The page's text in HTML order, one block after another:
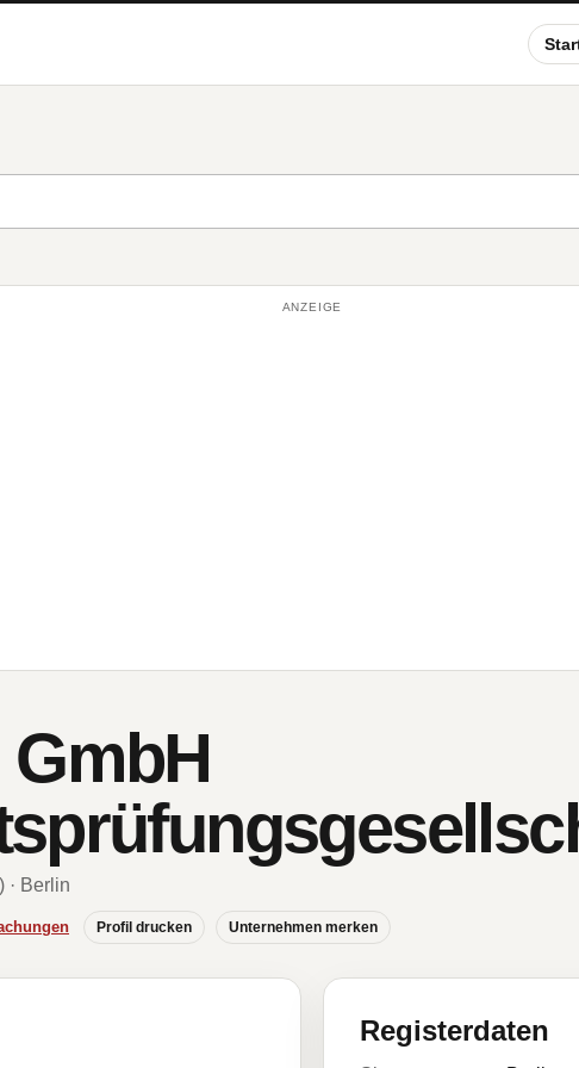
ANZEIGE
GmbH
· Berlin
Profil drucken Unternehmen merken
Registerdaten